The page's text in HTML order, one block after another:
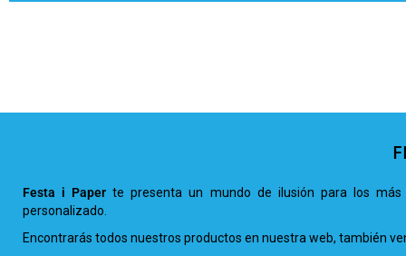
Festa i Paper te presenta un mundo de ilusión para los
personalizado.
Encontrarás todos nuestros productos en nuestra web, también